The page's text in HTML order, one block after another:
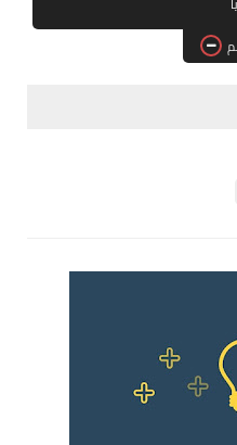
فرص عمل في العراق
فرص عمل في اليمن